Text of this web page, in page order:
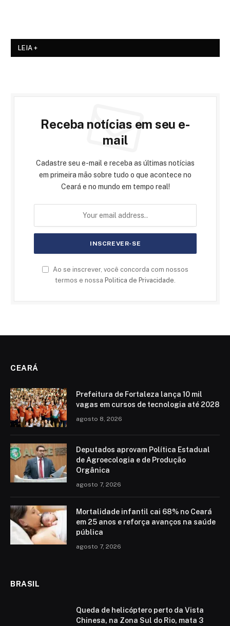
LEIA +
Receba notícias em seu e-
mail
Cadastre seu e-mail e receba as últimas notícias
em primeira mão sobre tudo o que acontece no
Ceará e no mundo em tempo real!
Ao se inscrever, você concorda com nossos
termos e nossa Politica de Privacidade.
CEARÁ
Prefeitura de Fortaleza lança 10 mil
vagas em cursos de tecnologia até 2028
agosto 8, 2026
Deputados aprovam Política Estadual
de Agroecologia e de Produção
Orgânica
agosto 7, 2026
Mortalidade infantil cai 68% no Ceará
em 25 anos e reforça avanços na saúde
pública
agosto 7, 2026
BRASIL
Queda de helicóptero perto da Vista
Chinesa, na Zona Sul do Rio, mata 3